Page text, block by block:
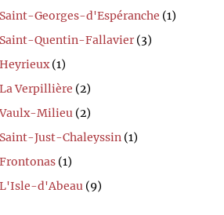
Georges-d'Espéranche (1)
Saint-Quentin-Fallavier (3)
(1)
Verpillière (2)
Vaulx-Milieu (2)
Just-Chaleyssin (1)
(1)
L'Isle-d'Abeau (9)